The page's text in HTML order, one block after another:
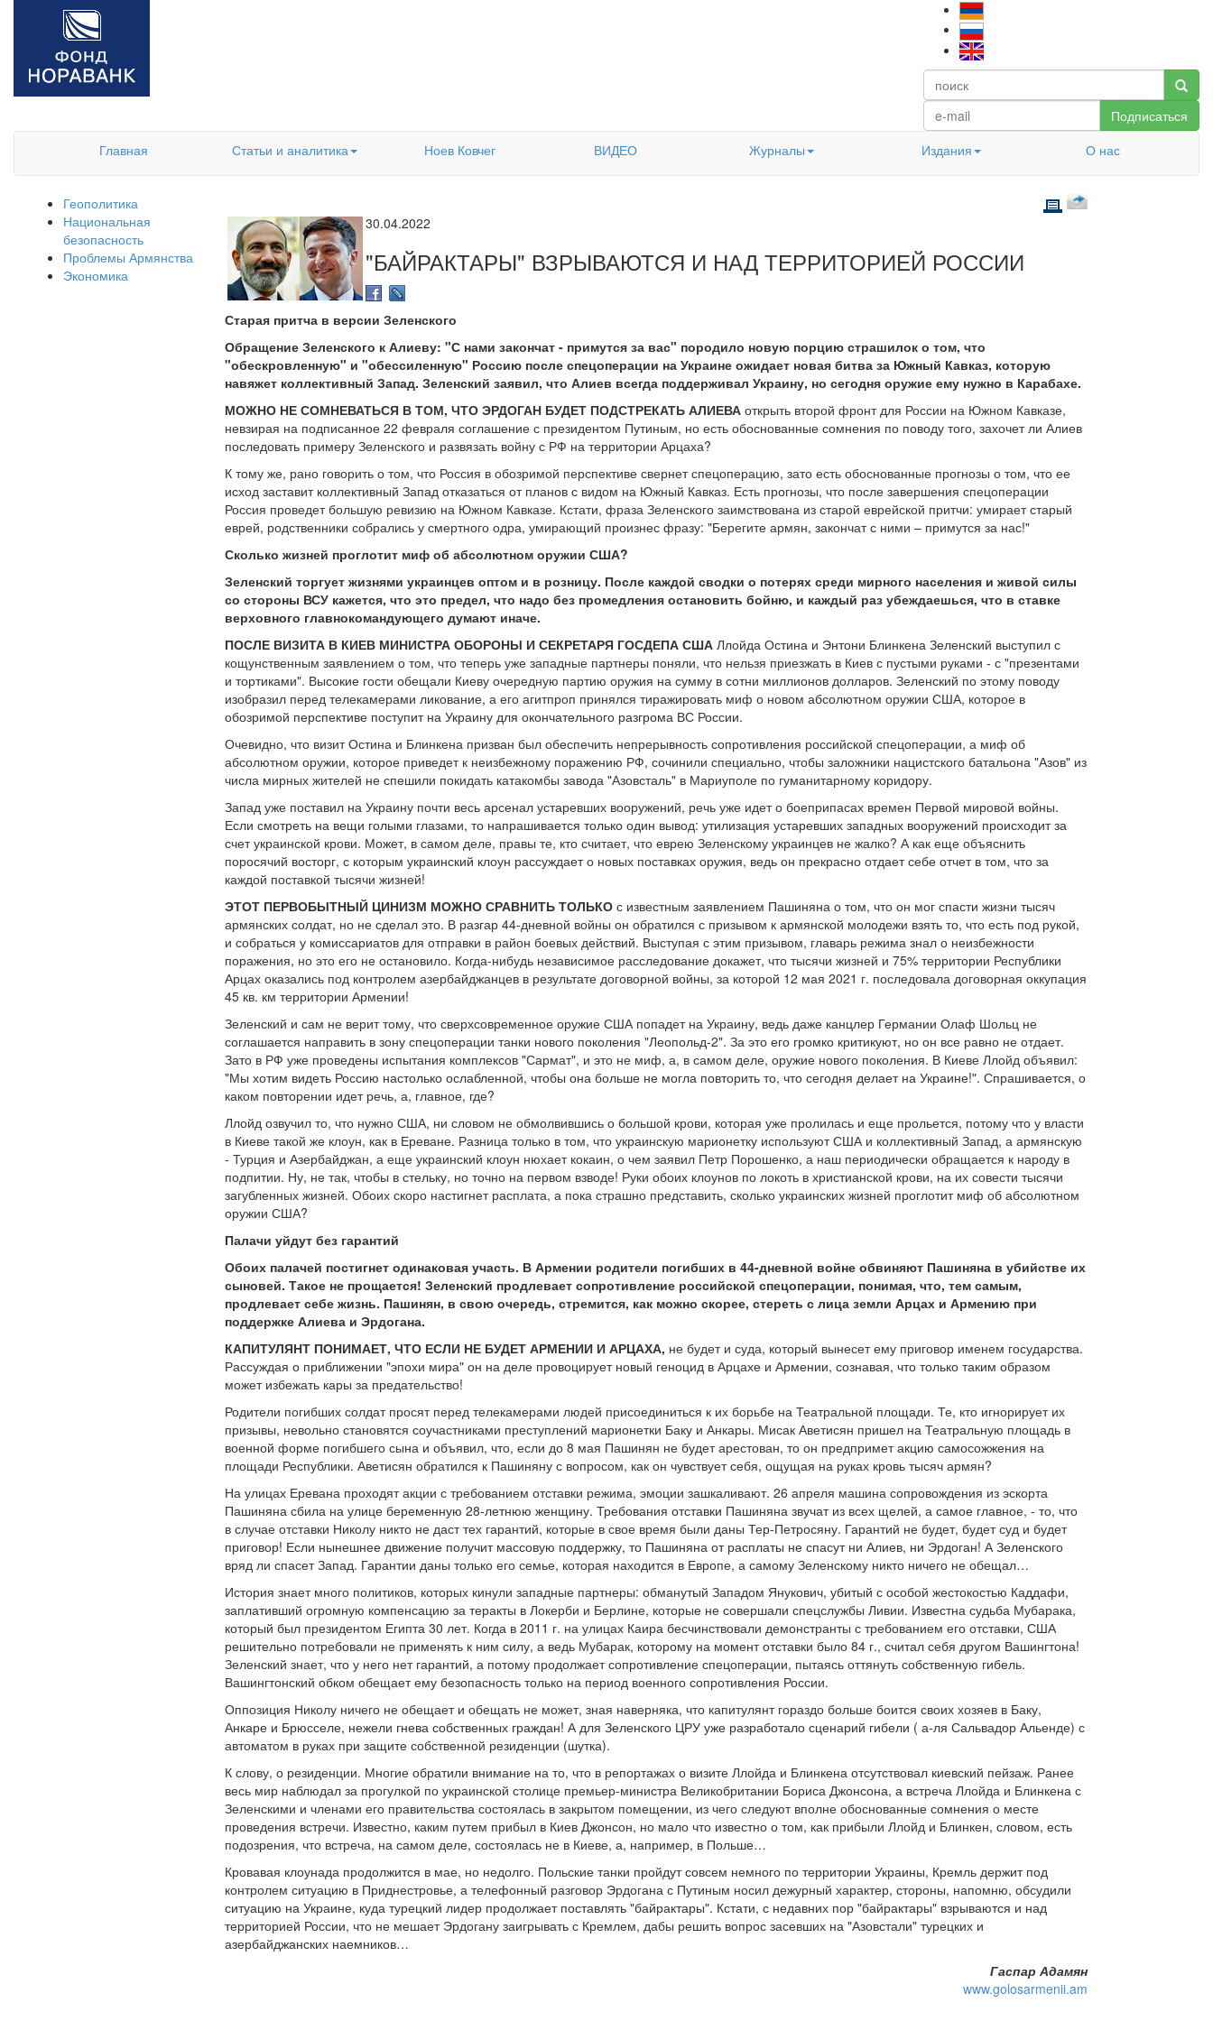
Подписаться
Главная
Статьи и аналитика Ноев Ковчег ВИДЕО Журналы Издания О нас
Геополитика
Национальная
безопасность
Проблемы Армянства
Экономика
30.04.2022
"БАЙРАКТАРЫ" ВЗРЫВАЮТСЯ И НАД ТЕРРИТОРИЕЙ РОССИИ
Старая притча в версии Зеленского
Обращение Зеленского к Алиеву: "С нами закончат - примутся за вас" породило новую порцию страшилок о том, что
"обескровленную" и "обессиленную" Россию после спецоперации на Украине ожидает новая битва за Южный Кавказ, которую
навяжет коллективный Запад. Зеленский заявил, что Алиев всегда поддерживал Украину, но сегодня оружие ему нужно в Карабахе.
МОЖНО НЕ СОМНЕВАТЬСЯ В ТОМ, ЧТО ЭРДОГАН БУДЕТ ПОДСТРЕКАТЬ АЛИЕВА открыть второй фронт для России на Южном Кавказе,
невзирая на подписанное 22 февраля соглашение с президентом Путиным, но есть обоснованные сомнения по поводу того, захочет ли Алиев
последовать примеру Зеленского и развязать войну с РФ на территории Арцаха?
К тому же, рано говорить о том, что Россия в обозримой перспективе свернет спецоперацию, зато есть обоснованные прогнозы о том, что ее
исход заставит коллективный Запад отказаться от планов с видом на Южный Кавказ. Есть прогнозы, что после завершения спецоперации
Россия проведет большую ревизию на Южном Кавказе. Кстати, фраза Зеленского заимствована из старой еврейской притчи: умирает старый
еврей, родственники собрались у смертного одра, умирающий произнес фразу: "Берегите армян, закончат с ними – примутся за нас!"
Сколько жизней проглотит миф об абсолютном оружии США?
Зеленский торгует жизнями украинцев оптом и в розницу. После каждой сводки о потерях среди мирного населения и живой силы
со стороны ВСУ кажется, что это предел, что надо без промедления остановить бойню, и каждый раз убеждаешься, что в ставке
верховного главнокомандующего думают иначе.
ПОСЛЕ ВИЗИТА В КИЕВ МИНИСТРА ОБОРОНЫ И СЕКРЕТАРЯ ГОСДЕПА США Ллойда Остина и Энтони Блинкена Зеленский выступил с
кощунственным заявлением о том, что теперь уже западные партнеры поняли, что нельзя приезжать в Киев с пустыми руками - с "презентами
и тортиками". Высокие гости обещали Киеву очередную партию оружия на сумму в сотни миллионов долларов. Зеленский по этому поводу
изобразил перед телекамерами ликование, а его агитпроп принялся тиражировать миф о новом абсолютном оружии США, которое в
обозримой перспективе поступит на Украину для окончательного разгрома ВС России.
Очевидно, что визит Остина и Блинкена призван был обеспечить непрерывность сопротивления российской спецоперации, а миф об
абсолютном оружии, которое приведет к неизбежному поражению РФ, сочинили специально, чтобы заложники нацистского батальона "Азов" из
числа мирных жителей не спешили покидать катакомбы завода "Азовсталь" в Мариуполе по гуманитарному коридору.
Запад уже поставил на Украину почти весь арсенал устаревших вооружений, речь уже идет о боеприпасах времен Первой мировой войны.
Если смотреть на вещи голыми глазами, то напрашивается только один вывод: утилизация устаревших западных вооружений происходит за
счет украинской крови. Может, в самом деле, правы те, кто считает, что еврею Зеленскому украинцев не жалко? А как еще объяснить
поросячий восторг, с которым украинский клоун рассуждает о новых поставках оружия, ведь он прекрасно отдает себе отчет в том, что за
каждой поставкой тысячи жизней!
ЭТОТ ПЕРВОБЫТНЫЙ ЦИНИЗМ МОЖНО СРАВНИТЬ ТОЛЬКО с известным заявлением Пашиняна о том, что он мог спасти жизни тысяч
армянских солдат, но не сделал это. В разгар 44-дневной войны он обратился с призывом к армянской молодежи взять то, что есть под рукой,
и собраться у комиссариатов для отправки в район боевых действий. Выступая с этим призывом, главарь режима знал о неизбежности
поражения, но это его не остановило. Когда-нибудь независимое расследование докажет, что тысячи жизней и 75% территории Республики
Арцах оказались под контролем азербайджанцев в результате договорной войны, за которой 12 мая 2021 г. последовала договорная оккупация
45 кв. км территории Армении!
Зеленский и сам не верит тому, что сверхсовременное оружие США попадет на Украину, ведь даже канцлер Германии Олаф Шольц не
соглашается направить в зону спецоперации танки нового поколения "Леопольд-2". За это его громко критикуют, но он все равно не отдает.
Зато в РФ уже проведены испытания комплексов "Сармат", и это не миф, а, в самом деле, оружие нового поколения. В Киеве Ллойд объявил:
"Мы хотим видеть Россию настолько ослабленной, чтобы она больше не могла повторить то, что сегодня делает на Украине!". Спрашивается, о
каком повторении идет речь, а, главное, где?
Ллойд озвучил то, что нужно США, ни словом не обмолвившись о большой крови, которая уже пролилась и еще прольется, потому что у власти
в Киеве такой же клоун, как в Ереване. Разница только в том, что украинскую марионетку используют США и коллективный Запад, а армянскую
- Турция и Азербайджан, а еще украинский клоун нюхает кокаин, о чем заявил Петр Порошенко, а наш периодически обращается к народу в
подпитии. Ну, не так, чтобы в стельку, но точно на первом взводе! Руки обоих клоунов по локоть в христианской крови, на их совести тысячи
загубленных жизней. Обоих скоро настигнет расплата, а пока страшно представить, сколько украинских жизней проглотит миф об абсолютном
оружии США?
Палачи уйдут без гарантий
Обоих палачей постигнет одинаковая участь. В Армении родители погибших в 44-дневной войне обвиняют Пашиняна в убийстве их
сыновей. Такое не прощается! Зеленский продлевает сопротивление российской спецоперации, понимая, что, тем самым,
продлевает себе жизнь. Пашинян, в свою очередь, стремится, как можно скорее, стереть с лица земли Арцах и Армению при
поддержке Алиева и Эрдогана.
КАПИТУЛЯНТ ПОНИМАЕТ, ЧТО ЕСЛИ НЕ БУДЕТ АРМЕНИИ И АРЦАХА, не будет и суда, который вынесет ему приговор именем государства.
Рассуждая о приближении "эпохи мира" он на деле провоцирует новый геноцид в Арцахе и Армении, сознавая, что только таким образом
может избежать кары за предательство!
Родители погибших солдат просят перед телекамерами людей присоединиться к их борьбе на Театральной площади. Те, кто игнорирует их
призывы, невольно становятся соучастниками преступлений марионетки Баку и Анкары. Мисак Аветисян пришел на Театральную площадь в
военной форме погибшего сына и объявил, что, если до 8 мая Пашинян не будет арестован, то он предпримет акцию самосожжения на
площади Республики. Аветисян обратился к Пашиняну с вопросом, как он чувствует себя, ощущая на руках кровь тысяч армян?
На улицах Еревана проходят акции с требованием отставки режима, эмоции зашкаливают. 26 апреля машина сопровождения из эскорта
Пашиняна сбила на улице беременную 28-летнюю женщину. Требования отставки Пашиняна звучат из всех щелей, а самое главное, - то, что
в случае отставки Николу никто не даст тех гарантий, которые в свое время были даны Тер-Петросяну. Гарантий не будет, будет суд и будет
приговор! Если нынешнее движение получит массовую поддержку, то Пашиняна от расплаты не спасут ни Алиев, ни Эрдоган! А Зеленского
вряд ли спасет Запад. Гарантии даны только его семье, которая находится в Европе, а самому Зеленскому никто ничего не обещал…
История знает много политиков, которых кинули западные партнеры: обманутый Западом Янукович, убитый с особой жестокостью Каддафи,
заплативший огромную компенсацию за теракты в Локерби и Берлине, которые не совершали спецслужбы Ливии. Известна судьба Мубарака,
который был президентом Египта 30 лет. Когда в 2011 г. на улицах Каира бесчинствовали демонстранты с требованием его отставки, США
решительно потребовали не применять к ним силу, а ведь Мубарак, которому на момент отставки было 84 г., считал себя другом Вашингтона!
Зеленский знает, что у него нет гарантий, а потому продолжает сопротивление спецоперации, пытаясь оттянуть собственную гибель.
Вашингтонский обком обещает ему безопасность только на период военного сопротивления России.
Оппозиция Николу ничего не обещает и обещать не может, зная наверняка, что капитулянт гораздо больше боится своих хозяев в Баку,
Анкаре и Брюсселе, нежели гнева собственных граждан! А для Зеленского ЦРУ уже разработало сценарий гибели ( а-ля Сальвадор Альенде) с
автоматом в руках при защите собственной резиденции (шутка).
К слову, о резиденции. Многие обратили внимание на то, что в репортажах о визите Ллойда и Блинкена отсутствовал киевский пейзаж. Ранее
весь мир наблюдал за прогулкой по украинской столице премьер-министра Великобритании Бориса Джонсона, а встреча Ллойда и Блинкена с
Зеленскими и членами его правительства состоялась в закрытом помещении, из чего следуют вполне обоснованные сомнения о месте
проведения встречи. Известно, каким путем прибыл в Киев Джонсон, но мало что известно о том, как прибыли Ллойд и Блинкен, словом, есть
подозрения, что встреча, на самом деле, состоялась не в Киеве, а, например, в Польше…
Кровавая клоунада продолжится в мае, но недолго. Польские танки пройдут совсем немного по территории Украины, Кремль держит под
контролем ситуацию в Приднестровье, а телефонный разговор Эрдогана с Путиным носил дежурный характер, стороны, напомню, обсудили
ситуацию на Украине, куда турецкий лидер продолжает поставлять "байрактары". Кстати, с недавних пор "байрактары" взрываются и над
территорией России, что не мешает Эрдогану заигрывать с Кремлем, дабы решить вопрос засевших на "Азовстали" турецких и
азербайджанских наемников…
Гаспар Адамян
www.golosarmenii.am